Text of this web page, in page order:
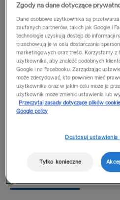
INNE TRASY W EUROPIE
Göteborg → Frederikshavn
Lipawa → Travemünde
Frederikshavn → Göteborg
Hoek van Holland →
Cairnryan → Belfast
Wyrusz w krótki rejs do Szwecji
uczestników programu Stena
niezapomnianą morską
dzień zwiedzania oraz dwie
komfortowego promu.
Karlskrona to wyjątkowe miasto
Przeczytaj więcej
Zakupy
Zgody na dane dotyczące
Dane osobowe użytkownika są
zaufanych partnerów, takich jak Google i
technologie uzyskują dostęp do informacji
przechowują je w celu dostarczania
marketingowych oraz treści. Korzystamy z
użytkownika, aby znaleźć podobnych
Google i na Facebooku. Zarządzając
może zdecydować, kto powinien mieć
użytkownika oraz w jakim celu może je
użytkownik może zmienić ustawienia lub
Przeczytaj zasady dotyczące plików cookie
Google policy
Dostosuj ustawienia
Tylko konieczne